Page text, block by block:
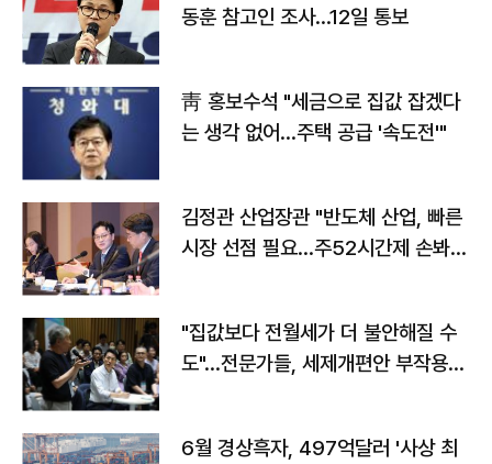
동훈 참고인 조사...12일 통보
靑 홍보수석 "세금으로 집값 잡겠다
는 생각 없어…주택 공급 '속도전'"
김정관 산업장관 "반도체 산업, 빠른
시장 선점 필요…주52시간제 손봐
"집값보다 전월세가 더 불안해질 수
도"…전문가들, 세제개편안 부작용
6월 경상흑자, 497억달러 '사상 최